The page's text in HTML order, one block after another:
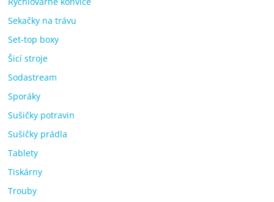
Sekačky na trávu
Set-top boxy
Šicí stroje
Sodastream
Sporáky
Sušičky potravin
Sušičky prádla
Tablety
Tiskárny
Trouby